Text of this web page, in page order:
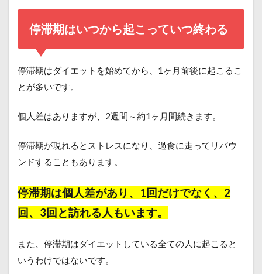
停滞期はいつから起こっていつ終わる
停滞期はダイエットを始めてから、1ヶ月前後に起こるこ
とが多いです。
個人差はありますが、2週間～約1ヶ月間続きます。
停滞期が現れるとストレスになり、過食に走ってリバウ
ンドすることもあります。
停滞期は個人差があり、1回だけでなく、2
回、3回と訪れる人もいます。
また、停滞期はダイエットしている全ての人に起こると
いうわけではないです。